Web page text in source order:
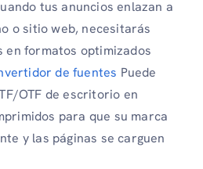
tus anuncios enlazan a
o sitio web, necesitarás
en formatos optimizados
de fuentes Puede
OTF de escritorio en
para que su marca
y las páginas se carguen